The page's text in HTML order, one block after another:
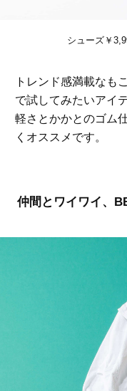
シューズ￥
トレンド感満載なも
で試してみたいアイ
軽さとかかとのゴム
くオススメです。
仲間とワイワイ、